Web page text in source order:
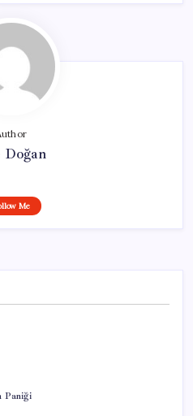
Doğan
Me
Paniği